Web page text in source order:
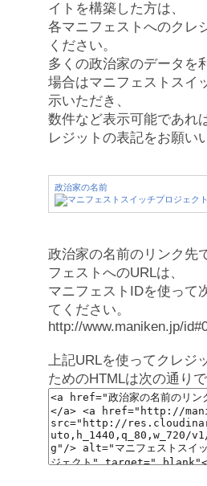
イトを構築した方は、
各マニフェストへのクレ
ください。
多くの政治家のデータを
場合はマニフェストスイ
示いただき、
数件など表示可能であれ
レジットの表記をお願い
政治家の名前
政治家の名前のリンク先
フェストへのURLは、
マニフェストIDを使って
てください。
http://www.maniken.jp/
上記URLを使ってクレジ
ためのHTMLは次の通りで